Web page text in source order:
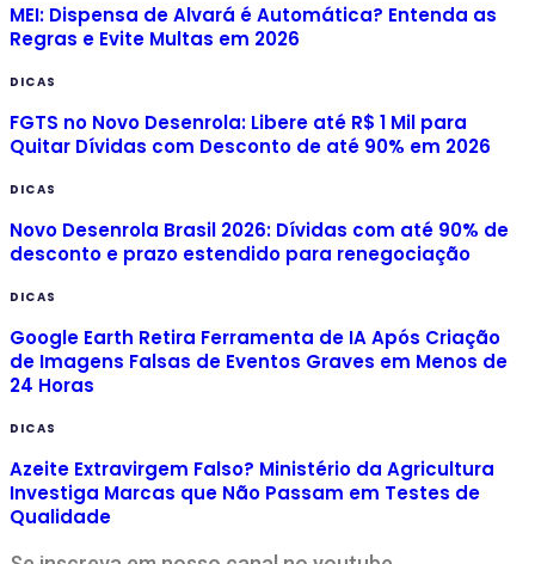
MEI: Dispensa de Alvará é Automática? Entenda as
Regras e Evite Multas em 2026
DICAS
FGTS no Novo Desenrola: Libere até R$ 1 Mil para
Quitar Dívidas com Desconto de até 90% em 2026
DICAS
Novo Desenrola Brasil 2026: Dívidas com até 90% de
desconto e prazo estendido para renegociação
DICAS
Google Earth Retira Ferramenta de IA Após Criação
de Imagens Falsas de Eventos Graves em Menos de
24 Horas
DICAS
Azeite Extravirgem Falso? Ministério da Agricultura
Investiga Marcas que Não Passam em Testes de
Qualidade